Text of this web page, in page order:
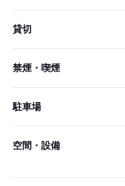
貸切
禁煙・喫煙
駐車場
空間・設備